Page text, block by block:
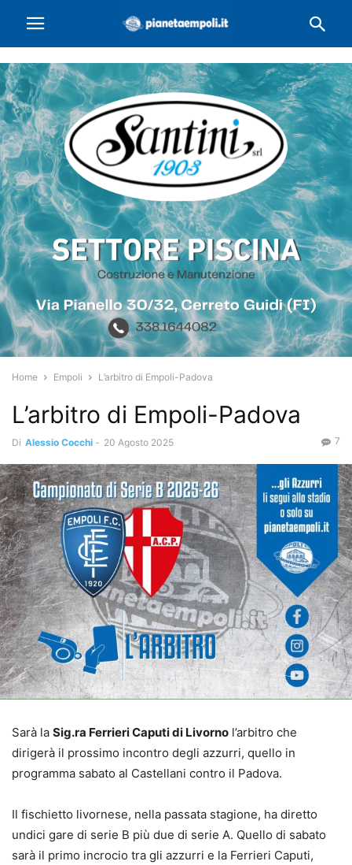
Home Empoli L’arbitro di Empoli-Padova
L’arbitro di Empoli-Padova
Di Alessio Cocchi - 20 Agosto 2025 7
Sarà la Sig.ra Ferrieri Caputi di Livorno l’arbitro che
dirigerà il prossimo incontro degli azzurri, quello in
programma sabato al Castellani contro il Padova.
Il fischietto livornese, nella passata stagione, ha diretto
undici gare di serie B più due di serie A. Quello di sabato
sarà il primo incrocio tra gli azzurri e la Ferrieri Caputi,